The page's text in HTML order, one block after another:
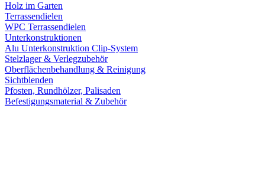
Holz im Garten
Terrassendielen
WPC Terrassendielen
Unterkonstruktionen
Alu Unterkonstruktion Clip-System
Stelzlager & Verlegzubehör
Oberflächenbehandlung & Reinigung
Sichtblenden
Pfosten, Rundhölzer, Palisaden
Befestigungsmaterial & Zubehör